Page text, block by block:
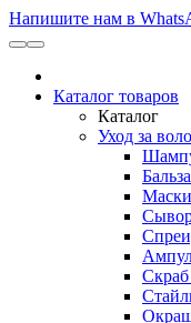
Напишите нам в
Каталог товаров
Каталог
Уход за